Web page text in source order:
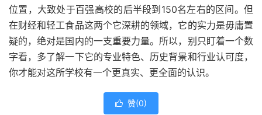
位置，大致处于百强高校的后半段到150名左右的区间。但
在财经和轻工食品这两个它深耕的领域，它的实力是毋庸置
疑的，绝对是国内的一支重要力量。所以，别只盯着一个数
字看，多了解一下它的专业特色、历史背景和行业认可度，
你才能对这所学校有一个更真实、更全面的认识。
 赞(0)